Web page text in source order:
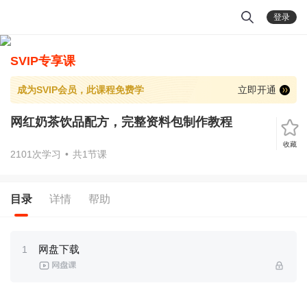
登录
SVIP专享课
成为SVIP会员，此课程免费学 立即开通
网红奶茶饮品配方，完整资料包制作教程
2101次学习 • 共1节课
收藏
目录 详情 帮助
1 网盘下载